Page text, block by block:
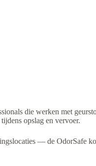
die werken met
opslag en vervoer.
— de OdorSafe